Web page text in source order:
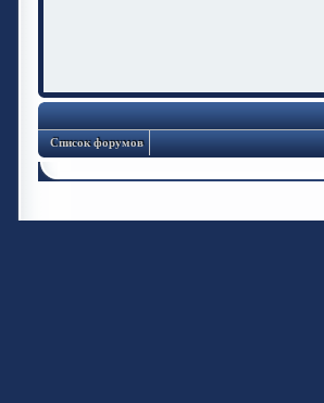
Список форумов